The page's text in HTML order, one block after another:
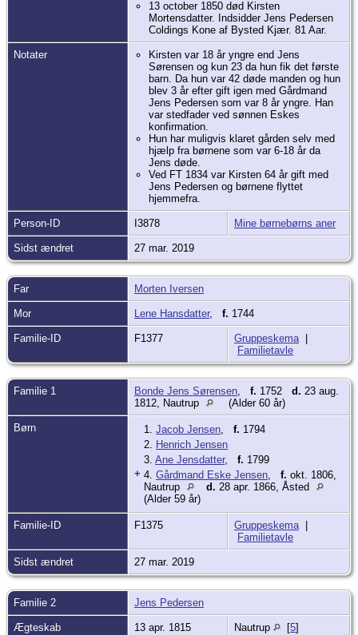
13 october 1850 død Kirsten
Mortensdatter. Indsidder Jens Pedersen
Coldings Kone af Bysted Kjær. 81 Aar.
Notater
Kirsten var 18 år yngre end Jens
Sørensen og kun 23 da hun fik det første
barn. Da hun var 42 døde manden og hun
blev 3 år efter gift igen med Gårdmand
Jens Pedersen som var 8 år yngre. Han
var stedfader ved sønnen Eskes
konfirmation.
Hun har muligvis klaret gården selv med
hjælp fra børnene som var 6-18 år da
Jens døde.
Ved FT 1834 var Kirsten 64 år gift med
Jens Pedersen og børnene flyttet
hjemmefra.
Person-ID I3878 Mine børnebørns aner
Sidst ændret 27 mar. 2019
Far Morten Iversen
Mor Lene Hansdatter, f. 1744
Familie-ID F1377 Gruppeskema|
Familietavle
Familie 1 Bonde Jens Sørensen, f. 1752 d. 23 aug.
1812, Nautrup
(Alder 60 år)
Børn 1. Jacob Jensen, f. 1794
2. Henrich Jensen
3. Ane Jensdatter, f. 1799
+ 4. Gårdmand Eske Jensen, f. okt. 1806,
Nautrup
d. 28 apr. 1866, Åsted
(Alder 59 år)
Familie-ID F1375 Gruppeskema|
Familietavle
Sidst ændret 27 mar. 2019
Familie 2 Jens Pedersen
Ægteskab 13 apr. 1815 Nautrup [5]